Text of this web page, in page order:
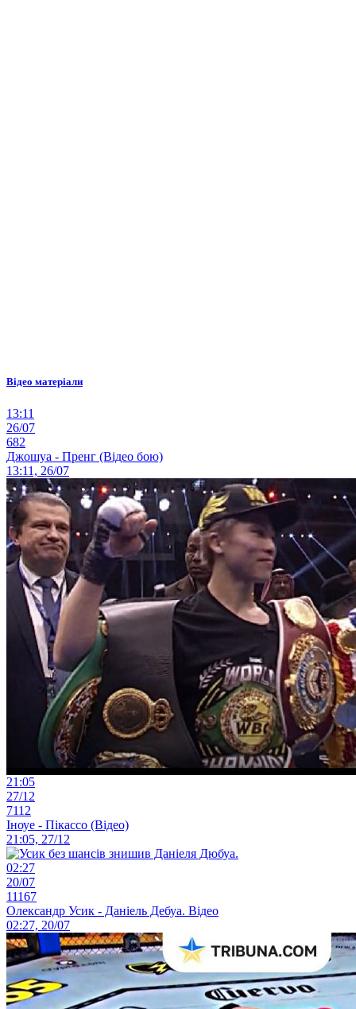
Відео матеріали
13:11
26/07
682
Джошуа - Пренг (Відео бою)
13:11, 26/07
21:05
27/12
7112
Іноуе - Пікассо (Відео)
21:05, 27/12
02:27
20/07
11167
Олександр Усик - Даніель Дебуа. Відео
02:27, 20/07